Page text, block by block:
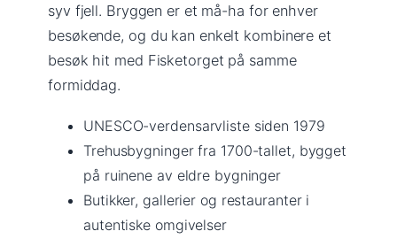
syv fjell. Bryggen er et må-ha for enhver
besøkende, og du kan enkelt kombinere et
besøk hit med Fisketorget på samme
formiddag.
UNESCO-verdensarvliste siden 1979
Trehusbygninger fra 1700-tallet, bygget
på ruinene av eldre bygninger
Butikker, gallerier og restauranter i
autentiske omgivelser